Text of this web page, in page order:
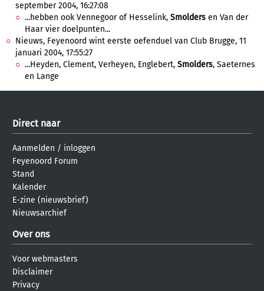
september 2004, 16:27:08
...hebben ook Vennegoor of Hesselink, Smolders en Van der
Haar vier doelpunten...
Nieuws, Feyenoord wint eerste oefenduel van Club Brugge, 11
januari 2004, 17:55:27
...Heyden, Clement, Verheyen, Englebert, Smolders, Saeternes
en Lange
Direct naar
Aanmelden / inloggen
Feyenoord Forum
Stand
Kalender
E-zine (nieuwsbrief)
Nieuwsarchief
Over ons
Voor webmasters
Disclaimer
Privacy